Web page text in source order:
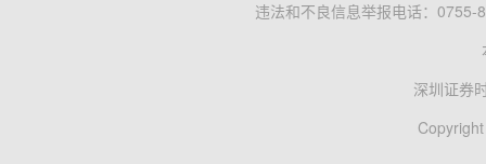
违法和不良信息举报电话：0755-
深圳证券